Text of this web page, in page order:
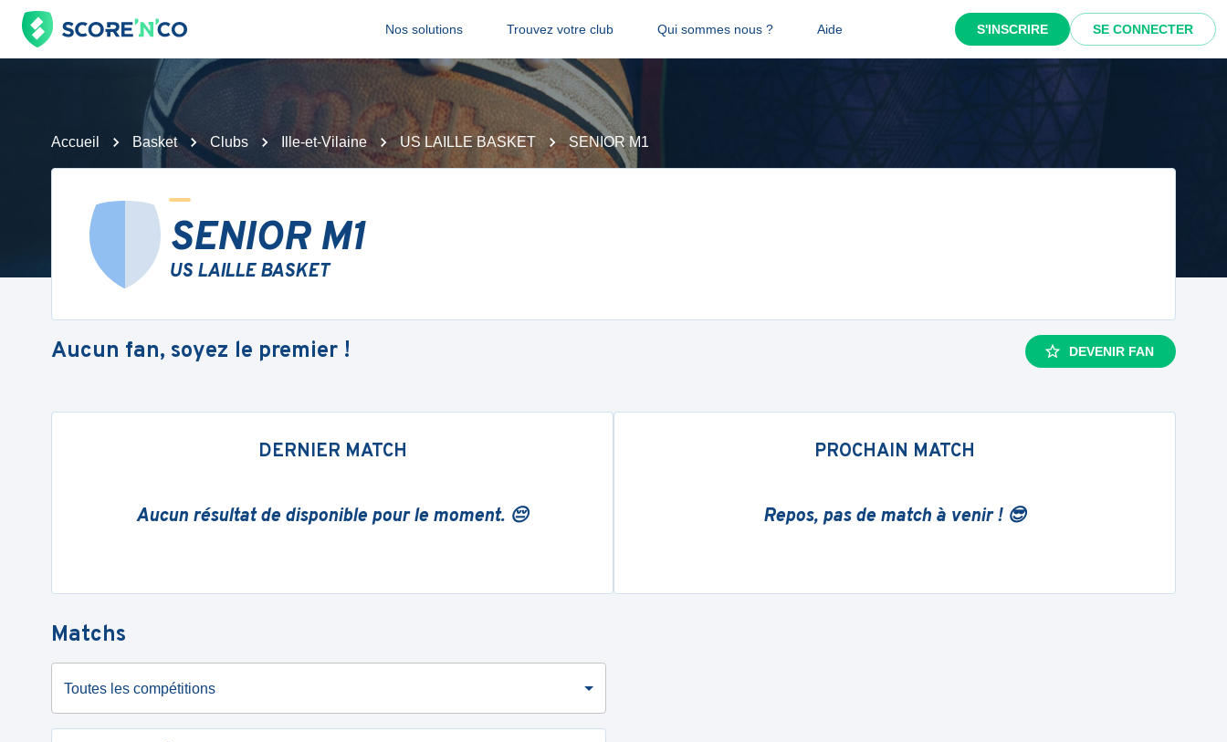
Nos solutions Trouvez votre club Qui sommes nous ? Aide S'INSCRIRE SE CONNECTER
Accueil Basket Clubs Ille-et-Vilaine US LAILLE BASKET SENIOR M1
SENIOR M1
US LAILLE BASKET
Aucun fan, soyez le premier ! DEVENIR FAN
DERNIER MATCH
Aucun résultat de disponible pour le moment. 😔
PROCHAIN MATCH
Repos, pas de match à venir ! 😎
Matchs
Toutes les compétitions